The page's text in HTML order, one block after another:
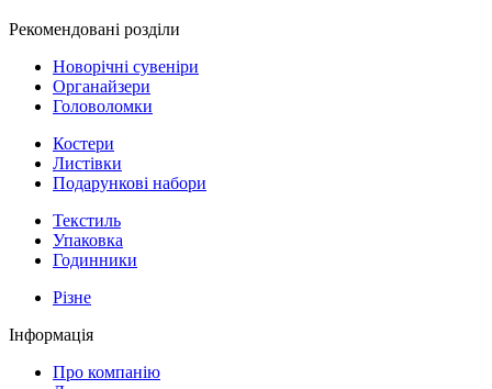
Рекомендовані розділи
Новорічні сувеніри
Органайзери
Головоломки
Костери
Листівки
Подарункові набори
Текстиль
Упаковка
Годинники
Різне
Інформація
Про компанію